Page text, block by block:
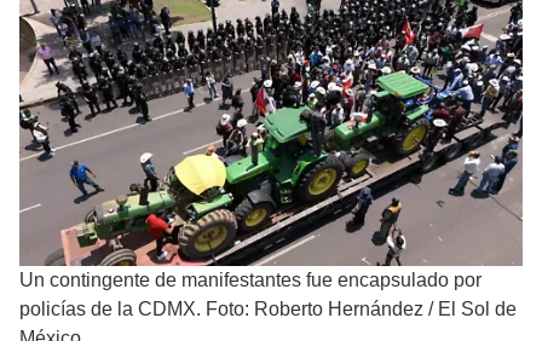
Un contingente de manifestantes fue encapsulado por
policías de la CDMX. Foto: Roberto Hernández / El Sol de